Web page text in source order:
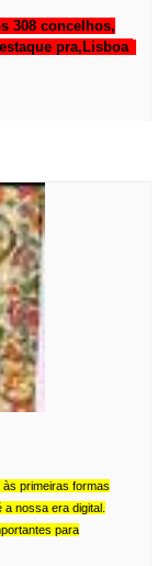
308 concelhos,
pra,Lisboa
primeiras formas
a nossa era digital.
para